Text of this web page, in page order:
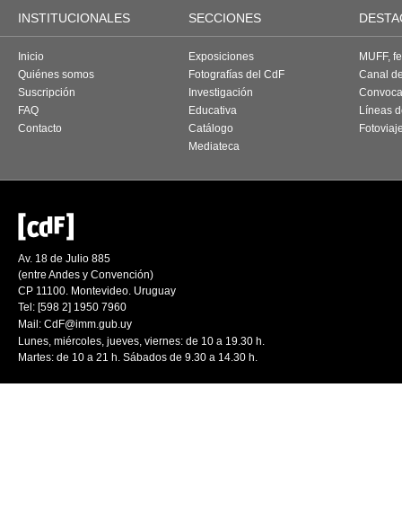
INSTITUCIONALES SECCIONES
Inicio
Quiénes somos
Suscripción
FAQ
Contacto
Exposiciones
Fotografías del CdF
Investigación
Educativa
Catálogo
Mediateca
MUFF,
Canal
Líneas
Av. 18 de Julio 885
(entre Andes y Convención)
CP 11100. Montevideo. Uruguay
Tel: [598 2] 1950 7960
Mail: CdF@imm.gub.uy
Lunes, miércoles, jueves, viernes: de 10 a 19.30 h.
Martes: de 10 a 21 h. Sábados de 9.30 a 14.30 h.